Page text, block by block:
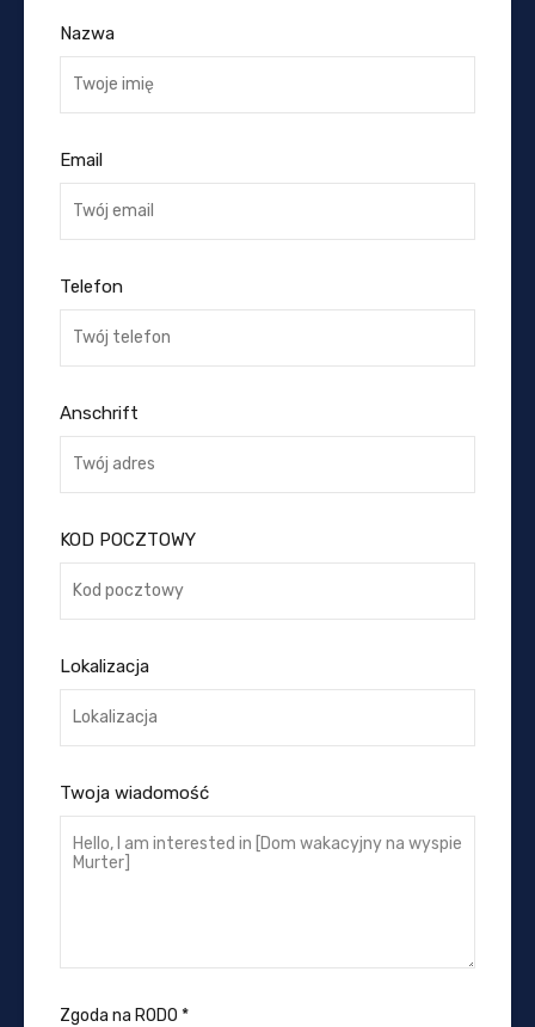
Nazwa
Email
Telefon
Anschrift
KOD POCZTOWY
Lokalizacja
Twoja wiadomość
Zgoda na RODO *